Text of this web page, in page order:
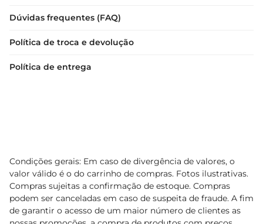
Dúvidas frequentes (FAQ)
Política de troca e devolução
Política de entrega
Condições gerais: Em caso de divergência de valores, o
valor válido é o do carrinho de compras. Fotos ilustrativas.
Compras sujeitas a confirmação de estoque. Compras
podem ser canceladas em caso de suspeita de fraude. A fim
de garantir o acesso de um maior número de clientes as